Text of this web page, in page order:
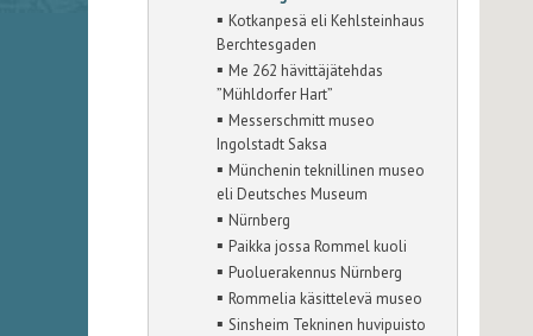
▪ Kotkanpesä eli Kehlsteinhaus
Berchtesgaden
▪ Me 262 hävittäjätehdas
”Mühldorfer Hart”
▪ Messerschmitt museo
Ingolstadt Saksa
▪ Münchenin teknillinen museo
eli Deutsches Museum
▪ Nürnberg
▪ Paikka jossa Rommel kuoli
▪ Puoluerakennus Nürnberg
▪ Rommelia käsittelevä museo
▪ Sinsheim Tekninen huvipuisto